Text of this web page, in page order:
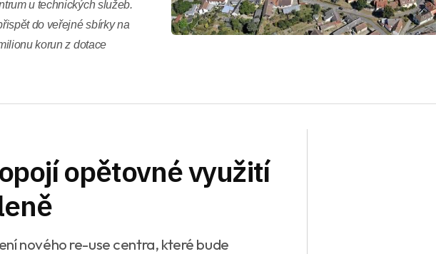
u technických služeb.
do veřejné sbírky na
korun z dotace
opětovné využití
nového re-use centra, které bude